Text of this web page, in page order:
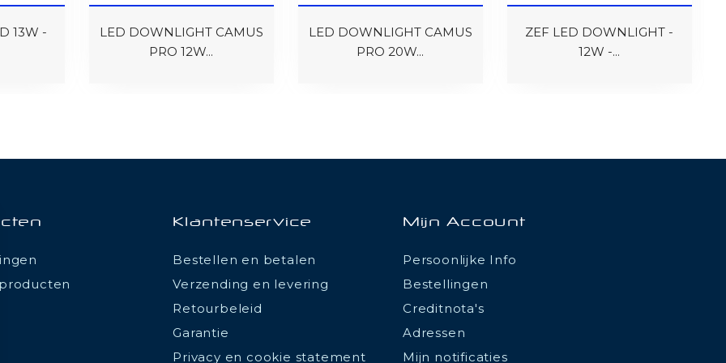
13W -
LED DOWNLIGHT CAMUS
PRO 12W...
LED DOWNLIGHT CAMUS
PRO 20W...
ZEF LED DOWNLIGHT -
12W -...
Klantenservice
Bestellen en betalen
Verzending en levering
Retourbeleid
Garantie
Privacy en cookie statement
Mijn Account
Persoonlijke Info
Bestellingen
Creditnota's
Adressen
Mijn notificaties